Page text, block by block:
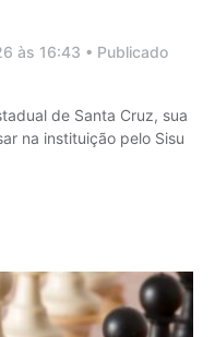
às 16:43 • Publicado
de Santa Cruz, sua
na instituição pelo Sisu